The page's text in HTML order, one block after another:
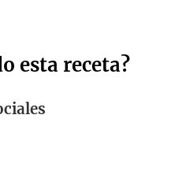
esta receta?